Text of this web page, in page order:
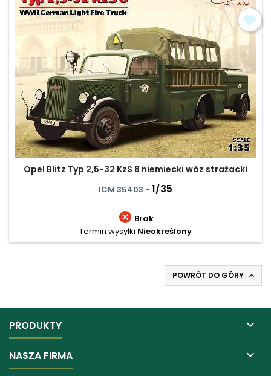
Opel Blitz Typ 2,5-32 KzS 8 niemiecki wóz strażacki
ICM 35403 - 1/35
 Brak
Termin wysyłki Nieokreślony
POWRÓT DO GÓRY 
PRODUKTY 
NASZA FIRMA 